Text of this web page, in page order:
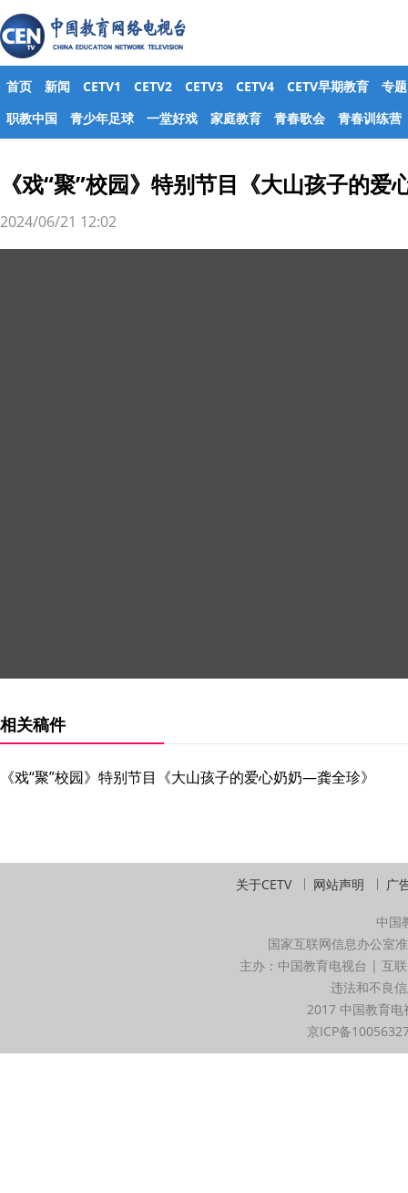
首页 新闻 CETV1 CETV2 CETV3 CETV4 CETV早期教育
专题
职教中国
青少年足球 一堂好戏 家庭教育 青春歌会 青春训练营
《戏“聚”校园》特别节目《大山孩子的
2024/06/21 12:02
相关稿件
《戏“聚”校园》特别节目《大山孩子的爱心奶奶—龚全珍》
关于CETV 网站声明 广
中国
国家互联网信息办公室
主办：中国教育电视台 | 互
违法和不良
2017 中国教育
京ICP备